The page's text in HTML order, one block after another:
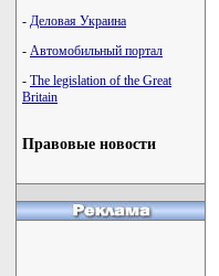
- Деловая Украина
- Автомобильный портал
- The legislation of the Great
Britain
Правовые новости